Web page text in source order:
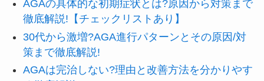
AGAの具体的な初期症状とは?原因から対策まで
徹底解説!【チェックリストあり】
30代から激増?AGA進行パターンとその原因/対
策まで徹底解説!
AGAは完治しない?理由と改善方法を分かりやす